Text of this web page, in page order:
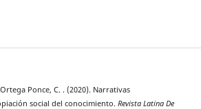
Ponce, C. . (2020). Narrativas
social del conocimiento. Revista Latina De